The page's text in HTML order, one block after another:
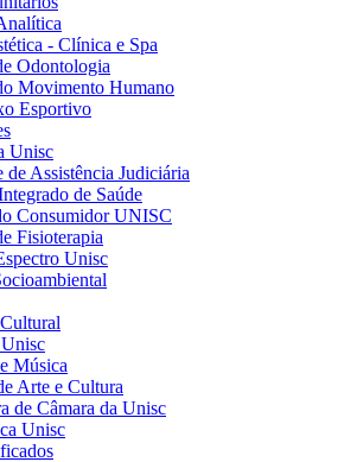
- Clínica e Spa
Odontologia
Movimento Humano
Esportivo
Unisc
de Assistência Judiciária
de Saúde
Consumidor UNISC
Fisioterapia
Unisc
Música
Arte e Cultura
de Câmara da Unisc
Unisc